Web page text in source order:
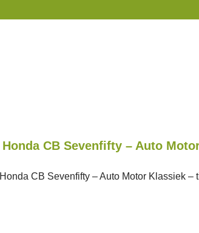
Honda CB Sevenfifty – Auto
Honda CB Sevenfifty – Auto Motor Klassiek –